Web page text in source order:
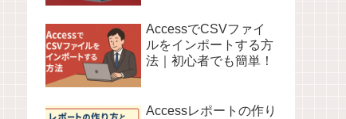
AccessでCSVファイ
ルをインポートする方
法｜初心者でも簡単！
Accessレポートの作り